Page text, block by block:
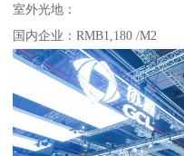
室外光地：
国内企业：RMB1,180